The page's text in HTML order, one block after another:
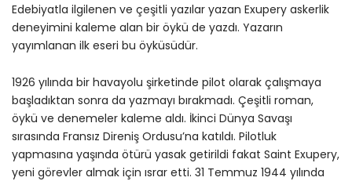
Edebiyatla ilgilenen ve çeşitli yazılar yazan Exupery askerlik
deneyimini kaleme alan bir öykü de yazdı. Yazarın
yayımlanan ilk eseri bu öyküsüdür.
1926 yılında bir havayolu şirketinde pilot olarak çalışmaya
başladıktan sonra da yazmayı bırakmadı. Çeşitli roman,
öykü ve denemeler kaleme aldı. İkinci Dünya Savaşı
sırasında Fransız Direniş Ordusu’na katıldı. Pilotluk
yapmasına yaşında ötürü yasak getirildi fakat Saint Exupery,
yeni görevler almak için ısrar etti. 31 Temmuz 1944 yılında